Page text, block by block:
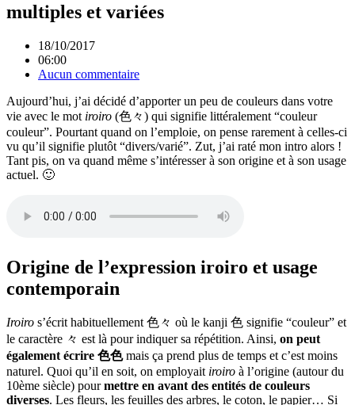
multiples et variées
18/10/2017
06:00
Aucun commentaire
Aujourd’hui, j’ai décidé d’apporter un peu de couleurs dans votre
vie avec le mot iroiro (色々) qui signifie littéralement “couleur
couleur”. Pourtant quand on l’emploie, on pense rarement à celles-ci
vu qu’il signifie plutôt “divers/varié”. Zut, j’ai raté mon intro alors !
Tant pis, on va quand même s’intéresser à son origine et à son usage
actuel. 🙂
Origine de l’expression iroiro et usage
contemporain
Iroiro s’écrit habituellement 色々 où le kanji 色 signifie “couleur” et
le caractère 々 est là pour indiquer sa répétition. Ainsi, on peut
également écrire 色色mais ça prend plus de temps et c’est moins
naturel. Quoi qu’il en soit, on employait iroiro à l’origine (autour du
10ème siècle) pourmettre en avant des entités de couleurs
diverses. Les fleurs, les feuilles des arbres, le coton, le papier… Si